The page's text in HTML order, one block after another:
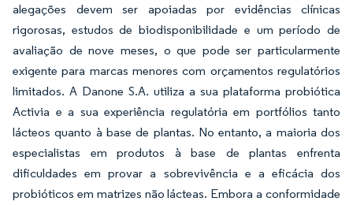
alegações devem ser apoiadas por evidências clínicas
rigorosas, estudos de biodisponibilidade e um período de
avaliação de nove meses, o que pode ser particularmente
exigente para marcas menores com orçamentos regulatórios
limitados. A Danone S.A. utiliza a sua plataforma probiótica
Activia e a sua experiência regulatória em portfólios tanto
lácteos quanto à base de plantas. No entanto, a maioria dos
especialistas em produtos à base de plantas enfrenta
dificuldades em provar a sobrevivência e a eficácia dos
probióticos em matrizes não lácteas. Embora a conformidade